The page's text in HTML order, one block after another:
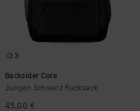
3
Backsider Core
Jungen Schwarz Rucksack
45,00 €